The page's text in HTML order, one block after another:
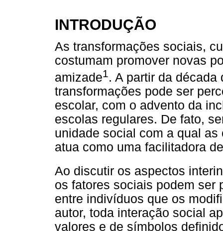
INTRODUÇÃO
As transformações sociais,
costumam promover novas
amizade1. A partir da
transformações pode ser
escolar, com o advento da
escolas regulares. De fato,
unidade social com a qual
atua como uma facilitadora
Ao discutir os aspectos
os fatores sociais podem ser
entre indivíduos que os
autor, toda interação social
valores e de símbolos